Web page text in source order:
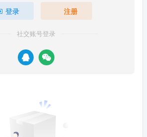
登录 注册
社交账号登录